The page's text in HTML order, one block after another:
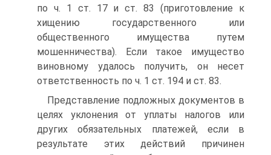
по ч. 1 ст. 17 и ст. 83 (приготовление к
хищению государственного или
общественного имущества путем
мошенничества). Если такое имущество
виновному удалось получить, он несет
ответственность по ч. 1 ст. 194 и ст. 83.
Представление подложных документов в
целях уклонения от уплаты налогов или
других обязательных платежей, если в
результате этих действий причинен